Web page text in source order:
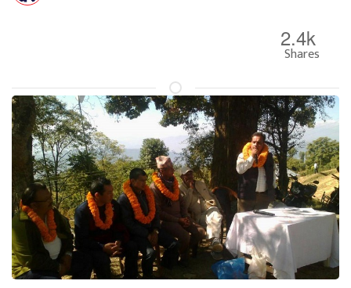
2.4k
Shares